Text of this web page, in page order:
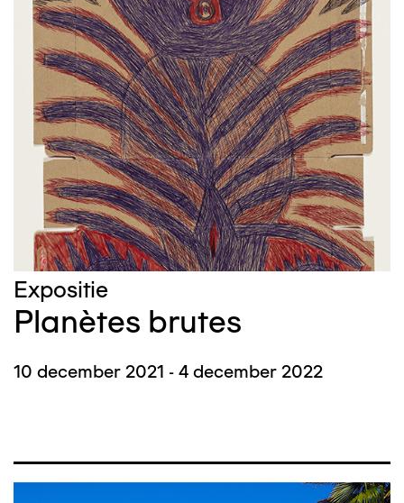
Expositie
Planètes brutes
10 december 2021 - 4 december 2022